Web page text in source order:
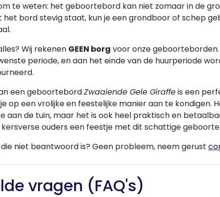
te weten: het geboortebord kan niet zomaar in de
bord stevig staat, kun je een grondboor of schep
Wij rekenen GEEN borg voor onze
periode, en aan het einde van de huurperiode
een geboortebordZwaaiende Gele Giraffeis een
op een vrolijke en feestelijke manier aan te kondigen.
aan de tuin, maar het is ook heel praktisch en
kersverse ouders een feestje met dit schattige
niet beantwoord is? Geen probleem, neem gerust
vragen (FAQ's)